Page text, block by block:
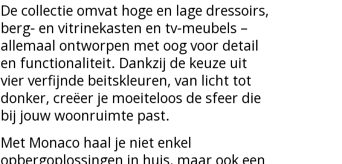
De collectie omvat hoge en lage dressoirs,
berg- en vitrinekasten en tv-meubels –
allemaal ontworpen met oog voor detail
en functionaliteit. Dankzij de keuze uit
vier verfijnde beitskleuren, van licht tot
donker, creëer je moeiteloos de sfeer die
bij jouw woonruimte past.
Met Monaco haal je niet enkel
opbergoplossingen in huis, maar ook een